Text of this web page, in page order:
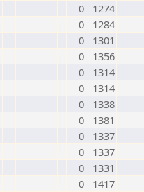
0
1274
0
1284
0
1301
0
1356
0
1314
0
1314
0
1338
0
1381
0
1337
0
1337
0
1331
0
1417